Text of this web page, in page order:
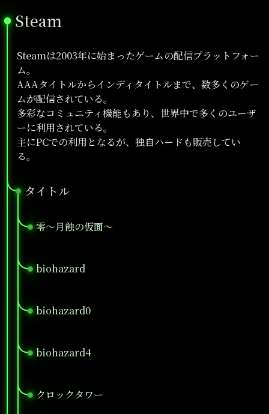
Steam
●
Steamは2003年に始まったゲームの配信プラットフォー
ム。
AAAタイトルからインディタイトルまで、数多くのゲー
ムが配信されている。
多彩なコミュニティ機能もあり、世界中で多くのユーザ
ーに利用されている。
主にPCでの利用となるが、独自ハードも販売してい
る。
タイトル
●
零～月蝕の仮面～
●
biohazard
●
biohazard0
●
biohazard4
●
クロックタワー
●